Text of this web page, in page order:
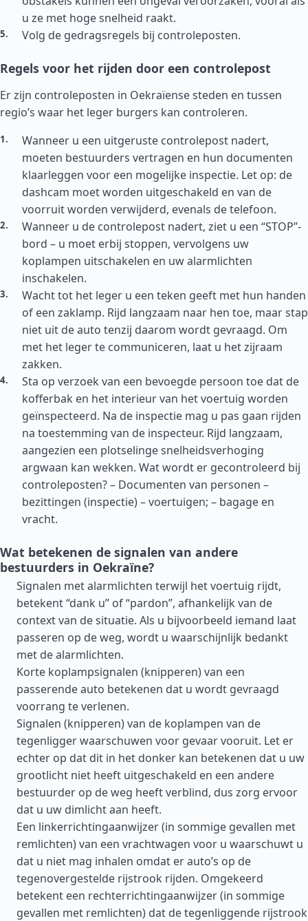
u ze met hoge snelheid raakt.
Volg de gedragsregels bij controleposten.
Regels voor het rijden door een controlepost
Er zijn controleposten in Oekraïense steden en tussen
regio’s waar het leger burgers kan controleren.
Wanneer u een uitgeruste controlepost nadert,
moeten bestuurders vertragen en hun documenten
klaarleggen voor een mogelijke inspectie. Let op: de
dashcam moet worden uitgeschakeld en van de
voorruit worden verwijderd, evenals de telefoon.
Wanneer u de controlepost nadert, ziet u een “STOP”-
bord – u moet erbij stoppen, vervolgens uw
koplampen uitschakelen en uw alarmlichten
inschakelen.
Wacht tot het leger u een teken geeft met hun handen
of een zaklamp. Rijd langzaam naar hen toe, maar stap
niet uit de auto tenzij daarom wordt gevraagd. Om
met het leger te communiceren, laat u het zijraam
zakken.
Sta op verzoek van een bevoegde persoon toe dat de
kofferbak en het interieur van het voertuig worden
geïnspecteerd. Na de inspectie mag u pas gaan rijden
na toestemming van de inspecteur. Rijd langzaam,
aangezien een plotselinge snelheidsverhoging
argwaan kan wekken. Wat wordt er gecontroleerd bij
controleposten? – Documenten van personen –
bezittingen (inspectie) – voertuigen; – bagage en
vracht.
Wat betekenen de signalen van andere
bestuurders in Oekraïne?
Signalen met alarmlichten terwijl het voertuig rijdt,
betekent “dank u” of “pardon”, afhankelijk van de
context van de situatie. Als u bijvoorbeeld iemand laat
passeren op de weg, wordt u waarschijnlijk bedankt
met de alarmlichten.
Korte koplampsignalen (knipperen) van een
passerende auto betekenen dat u wordt gevraagd
voorrang te verlenen.
Signalen (knipperen) van de koplampen van de
tegenligger waarschuwen voor gevaar vooruit. Let er
echter op dat dit in het donker kan betekenen dat u uw
grootlicht niet heeft uitgeschakeld en een andere
bestuurder op de weg heeft verblind, dus zorg ervoor
dat u uw dimlicht aan heeft.
Een linkerrichtingaanwijzer (in sommige gevallen met
remlichten) van een vrachtwagen voor u waarschuwt u
dat u niet mag inhalen omdat er auto’s op de
tegenovergestelde rijstrook rijden. Omgekeerd
betekent een rechterrichtingaanwijzer (in sommige
gevallen met remlichten) dat de tegenliggende rijstrook